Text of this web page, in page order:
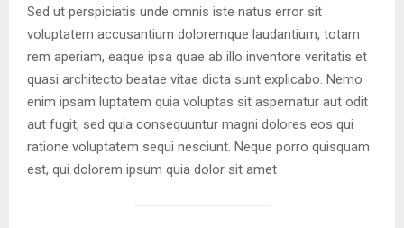
Sed ut perspiciatis unde omnis iste natus error sit
voluptatem accusantium doloremque laudantium, totam
rem aperiam, eaque ipsa quae ab illo inventore veritatis et
quasi architecto beatae vitae dicta sunt explicabo. Nemo
enim ipsam luptatem quia voluptas sit aspernatur aut odit
aut fugit, sed quia consequuntur magni dolores eos qui
ratione voluptatem sequi nesciunt. Neque porro quisquam
est, qui dolorem ipsum quia dolor sit amet